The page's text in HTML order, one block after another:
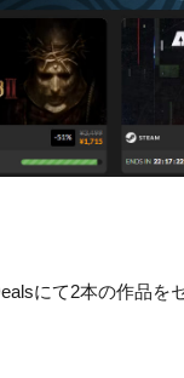
にて2本の作品を